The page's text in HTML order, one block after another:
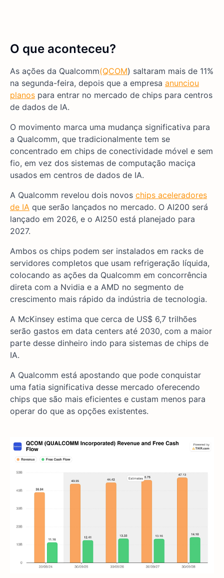
O que aconteceu?
As ações da Qualcomm(QCOM) saltaram mais de 11%
na segunda-feira, depois que a empresa anunciou
planos para entrar no mercado de chips para centros
de dados de IA.
O movimento marca uma mudança significativa para
a Qualcomm, que tradicionalmente tem se
concentrado em chips de conectividade móvel e sem
fio, em vez dos sistemas de computação maciça
usados em centros de dados de IA.
A Qualcomm revelou dois novos chips aceleradores
de IA que serão lançados no mercado. O AI200 será
lançado em 2026, e o AI250 está planejado para
2027.
Ambos os chips podem ser instalados em racks de
servidores completos que usam refrigeração líquida,
colocando as ações da Qualcomm em concorrência
direta com a Nvidia e a AMD no segmento de
crescimento mais rápido da indústria de tecnologia.
A McKinsey estima que cerca de US$ 6,7 trilhões
serão gastos em data centers até 2030, com a maior
parte desse dinheiro indo para sistemas de chips de
IA.
A Qualcomm está apostando que pode conquistar
uma fatia significativa desse mercado oferecendo
chips que são mais eficientes e custam menos para
operar do que as opções existentes.